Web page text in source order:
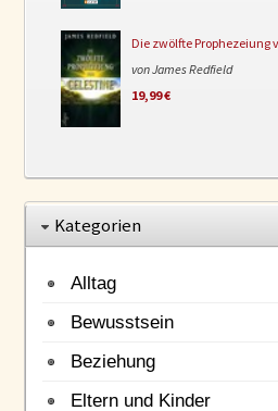
Die zwölfte Prophezeiung
von James Redfield
19,99 €
Kategorien
Alltag
Bewusstsein
Beziehung
Eltern und Kinder